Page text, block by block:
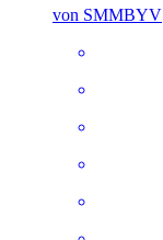
von SMMBYV